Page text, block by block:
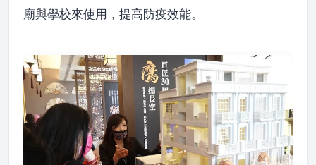
廟與學校來使用，提高防疫效能。